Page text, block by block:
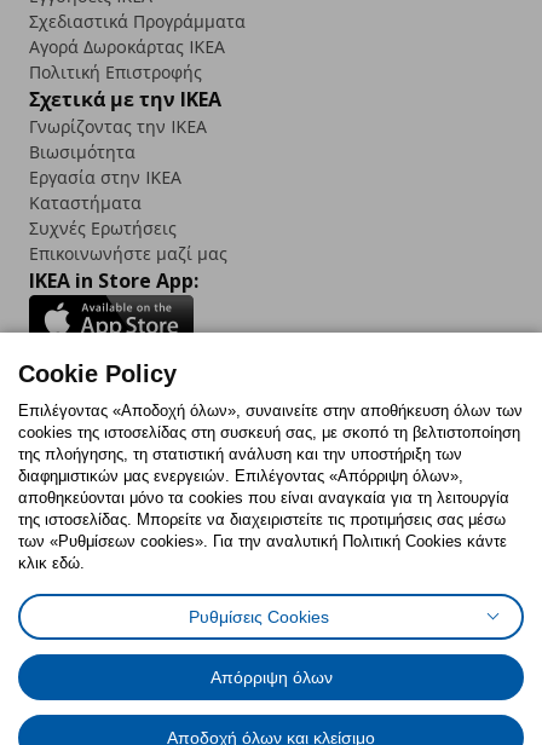
Σχεδιαστικά Προγράμματα
Αγορά Δωρoκάρτας IKEA
Πολιτική Επιστροφής
Σχετικά με την IKEA
Γνωρίζοντας την IKEA
Βιωσιμότητα
Εργασία στην IKEA
Καταστήματα
Συχνές Ερωτήσεις
Επικοινωνήστε μαζί μας
IKEA in Store App:
Follow us:
FacebookInstagram
TikTokYoutubePinterestTwitter
Πολιτική CookiesΔήλωση ψηφιακής προσβασιμότητας
Ρυθμίσεις cookiesΌροι Χρήσης
Γενική Πολιτική Προσωπικών Δεδομένων
Πολιτική Προσωπικών Δεδομένων για ΙΚΕΑ.gr
Κώδικας Καταναλωτικής Δεοντολογίας
Cookie Policy
Επιλέγοντας «Αποδοχή όλων», συναινείτε στην αποθήκευση όλων των
cookies της ιστοσελίδας στη συσκευή σας, με σκοπό τη βελτιστοποίηση
της πλοήγησης, τη στατιστική ανάλυση και την υποστήριξη των
διαφημιστικών μας ενεργειών. Επιλέγοντας «Απόρριψη όλων»,
αποθηκεύονται μόνο τα cookies που είναι αναγκαία για τη λειτουργία
της ιστοσελίδας. Μπορείτε να διαχειριστείτε τις προτιμήσεις σας μέσω
των «Ρυθμίσεων cookies». Για την αναλυτική Πολιτική Cookies κάντε
κλικ εδώ.
Ρυθμίσεις Cookies
Απόρριψη όλων
Αποδοχή όλων και κλείσιμο